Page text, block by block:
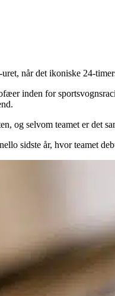
når det ikoniske 24-
inden for
og selvom teamet er det
sidste år, hvor teamet